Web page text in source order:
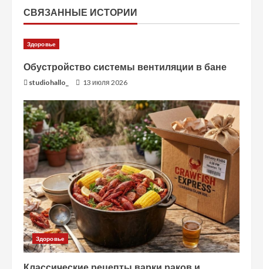
т
ь
ч
т
е
н
и
е
СВЯЗАННЫЕ ИСТОРИИ
Здоровье
Обустройство системы вентиляции в бане
studiohallo_ 13 июля 2026
Здоровье